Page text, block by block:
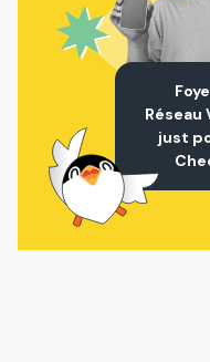
Réseau
just